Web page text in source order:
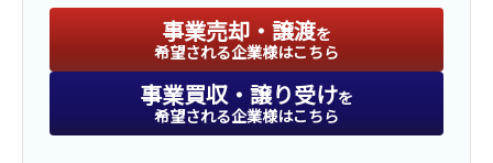
事業売却・譲渡を
希望される企業様はこちら
事業買収・譲り受けを
希望される企業様はこちら